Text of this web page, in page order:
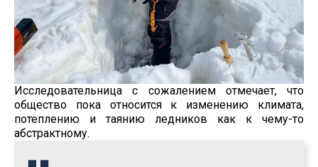
Исследовательница с сожалением отмечает, что
общество пока относится к изменению климата,
потеплению и таянию ледников как к чему-то
абстрактному.